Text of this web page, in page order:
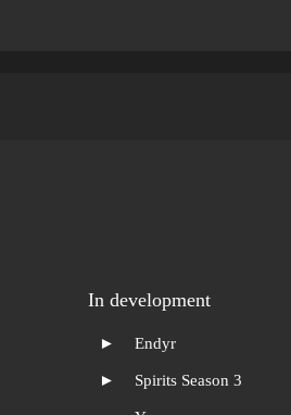
In development
► Endyr
► Spirits Season 3